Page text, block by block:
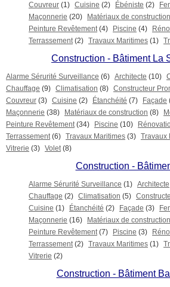
Couvreur (1) Cuisine (2) Ébéniste (2)
Maçonnerie (20) Matériaux de construction
Peinture Revêtement (4) Piscine (4)
Terrassement (2) Travaux Maritimes (1)
Construction - Bâtiment La
Alarme Sérurité Surveillance (6) Architecte (10)
Chauffage (9) Climatisation (8) Constructeur
Couvreur (3) Cuisine (2) Étanchéité (7) Façade
Maçonnerie (38) Matériaux de construction (8)
Peinture Revêtement (34) Piscine (10)
Terrassement (6) Travaux Maritimes (3) Travaux
Vitrerie (3) Volet (8)
Construction -
Alarme Sérurité Surveillance (1) Architecte
Chauffage (2) Climatisation (5)
Cuisine (1) Étanchéité (2) Façade (3)
Maçonnerie (16) Matériaux de construction
Peinture Revêtement (7) Piscine (3)
Terrassement (2) Travaux Maritimes (1)
Vitrerie (2)
Construction - Bâtiment